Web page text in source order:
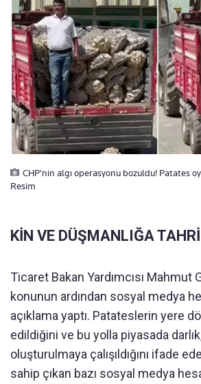
CHP'nin algı operasyonu bozuldu! Patates
Resim
KİN VE DÜŞMANLIĞA
Ticaret Bakan Yardımcısı Mahmut
konunun ardından sosyal medya
açıklama yaptı. Patateslerin yere
edildiğini ve bu yolla piyasada
oluşturulmaya çalışıldığını ifade
sahip çıkan bazı sosyal medya